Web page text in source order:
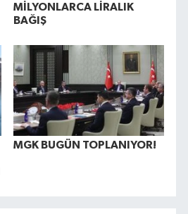
MİLYONLARCA LİRALIK
BAĞIŞ
MGK BUGÜN TOPLANIYOR!